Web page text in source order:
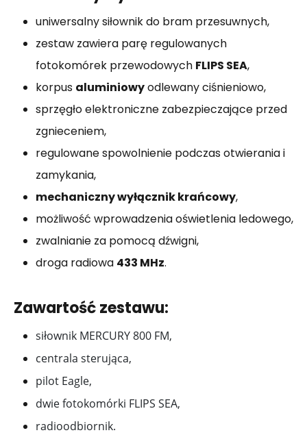
uniwersalny siłownik do bram przesuwnych,
zestaw zawiera parę regulowanych
fotokomórek przewodowych FLIPS SEA,
korpus aluminiowyodlewany ciśnieniowo,
sprzęgło elektroniczne zabezpieczające przed
zgnieceniem,
regulowane spowolnienie podczas otwierania i
zamykania,
mechaniczny wyłącznik krańcowy,
możliwość wprowadzenia oświetlenia ledowego,
zwalnianie za pomocą dźwigni,
droga radiowa 433 MHz.
Zawartość zestawu:
siłownik MERCURY 800 FM,
centrala sterująca,
pilot Eagle,
dwie fotokomórki FLIPS SEA,
radioodbiornik.